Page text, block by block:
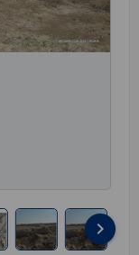
keyboard_arrow_right